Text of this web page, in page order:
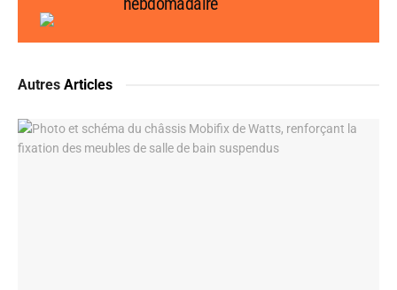
Autres Articles